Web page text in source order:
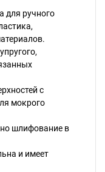
для ручного
с
мокрого
шлифование в
и имеет